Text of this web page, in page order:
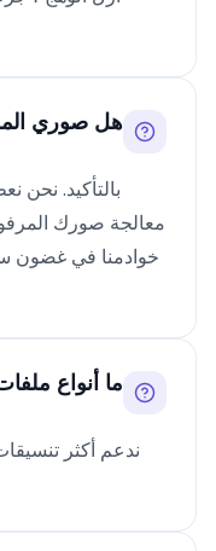
هل صوري
بالتأكيد. نحن
معالجة صورك
خوادمنا في غضون
ما أنواع
ندعم أكثر